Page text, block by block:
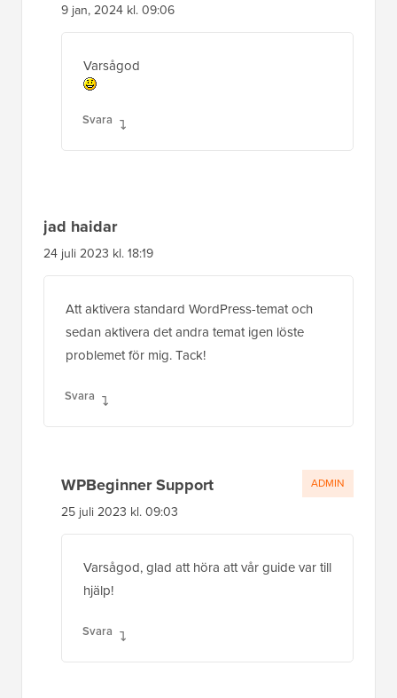
9 jan, 2024 kl. 09:06
Varsågod
Svara
jad haidar
24 juli 2023 kl. 18:19
Att aktivera standard WordPress-temat och
sedan aktivera det andra temat igen löste
problemet för mig. Tack!
Svara
WPBeginner Support
25 juli 2023 kl. 09:03
Varsågod, glad att höra att vår guide var till
hjälp!
Svara
ADMIN